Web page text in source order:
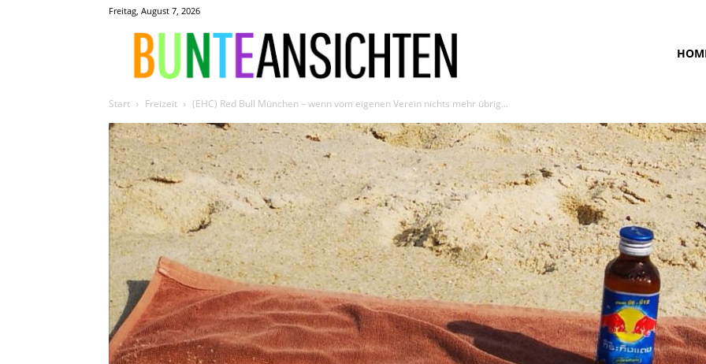
Freitag, August 7, 2026
Start Freizeit (EHC) Red Bull München – wenn vom eigenen Verein nichts mehr übrig...